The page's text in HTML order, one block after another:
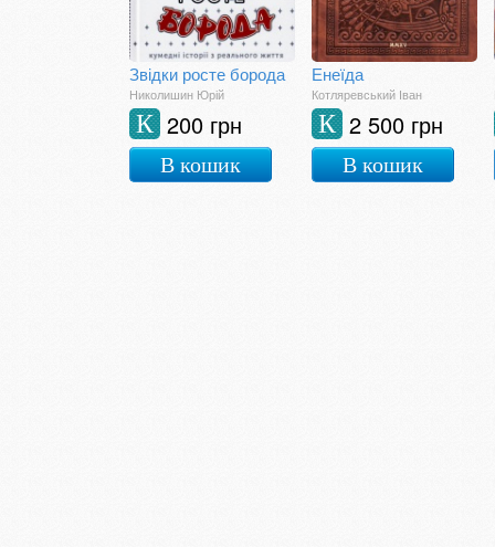
Звідки росте борода
Николишин Юрій
200 грн
К
В кошик
Енеїда
Котляревський Іван
2 500 грн
К
В кошик